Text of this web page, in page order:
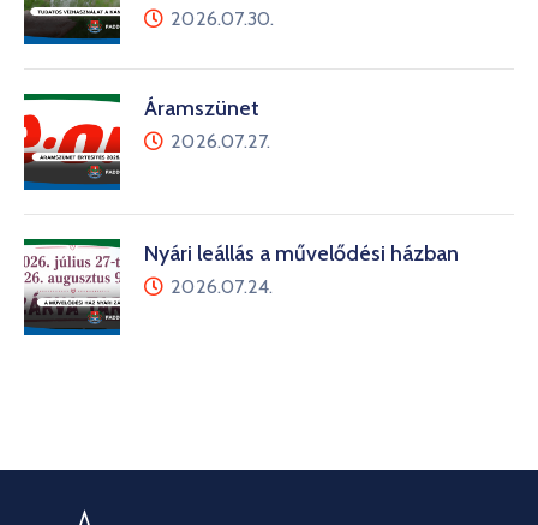
2026.07.30.
Áramszünet
2026.07.27.
Nyári leállás a művelődési házban
2026.07.24.